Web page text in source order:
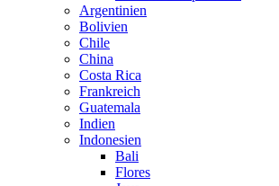
Argentinien
Bolivien
Chile
China
Costa Rica
Frankreich
Guatemala
Indien
Indonesien
Bali
Flores